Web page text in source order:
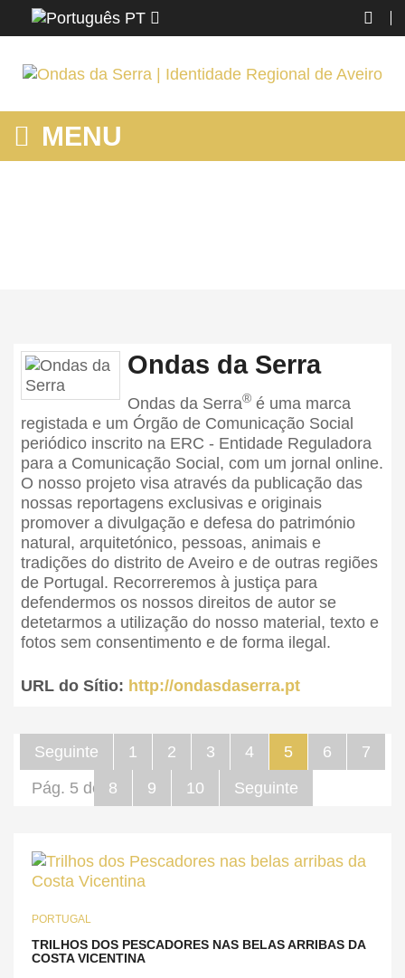
PT
MENU
Ondas da Serra
Ondas da Serra® é uma marca
registada e um Órgão de Comunicação Social
periódico inscrito na ERC - Entidade Reguladora
para a Comunicação Social, com um jornal online.
O nosso projeto visa através da publicação das
nossas reportagens exclusivas e originais
promover a divulgação e defesa do património
natural, arquitetónico, pessoas, animais e
tradições do distrito de Aveiro e de outras regiões
de Portugal. Recorreremos à justiça para
defendermos os nossos direitos de autor se
detetarmos a utilização do nosso material, texto e
fotos sem consentimento e de forma ilegal.
URL do Sítio: http://ondasdaserra.pt
Seguinte 1 2 3 4 5 6
7
8
9 10 Seguinte
Pág. 5 de 66
PORTUGAL
TRILHOS DOS PESCADORES NAS BELAS ARRIBAS DA
COSTA VICENTINA